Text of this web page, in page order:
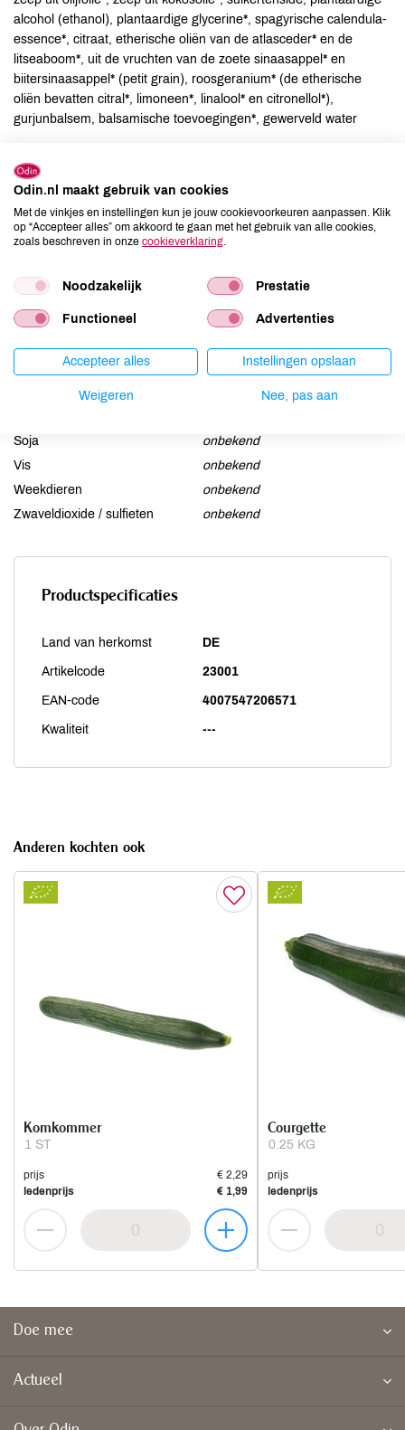
alcohol (ethanol), plantaardige glycerine*, spagyrische calendula-
essence*, citraat, etherische oliën van de atlasceder* en de
litseaboom*, uit de vruchten van de zoete sinaasappel* en
biitersinaasappel* (petit grain), roosgeranium* (de etherische
oliën bevatten citral*, limoneen*, linalool* en citronellol*),
gurjunbalsem, balsamische toevoegingen*, gewerveld water
Allergenen
Ei
onbekend
onbekend
Lactose
onbekend
Lupine
onbekend
Mosterd
onbekend
Noten
onbekend
Schaaldieren
onbekend
Soja
onbekend
Vis
onbekend
Weekdieren
onbekend
Zwaveldioxide / sulfieten
onbekend
Productspecificaties
Land van herkomst DE
Artikelcode 23001
EAN-code 4007547206571
Kwaliteit ---
Anderen kochten ook
1 ST
Komkommer
prijs
€ 2,29
ledenprijs
€ 1,99
0.25 KG
Courgette
prijs
ledenprijs
Doe mee
Actueel
Odin.nl maakt gebruik van cookies
Met de vinkjes en instellingen kun je jouw cookievoorkeuren aanpassen. Klik
op “Accepteer alles” om akkoord te gaan met het gebruik van alle cookies,
zoals beschreven in onze cookieverklaring.
Noodzakelijk Prestatie
Functioneel Advertenties
Accepteer alles Instellingen opslaan
Weigeren Nee, pas aan